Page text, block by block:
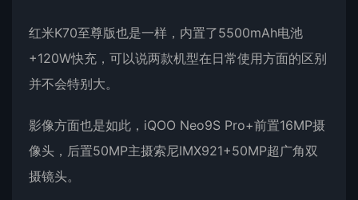
红米K70至尊版也是一样，内置了5500mAh电池
+120W快充，可以说两款机型在日常使用方面的区别
并不会特别大。
影像方面也是如此，iQOO Neo9S Pro+前置16MP摄
像头，后置50MP主摄索尼IMX921+50MP超广角双
摄镜头。